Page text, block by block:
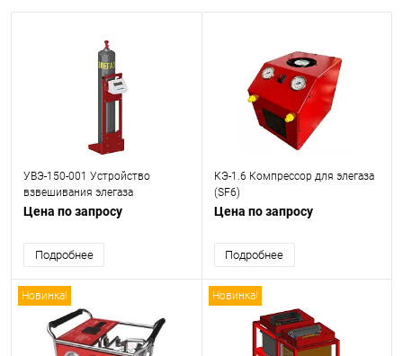
УВЭ-150-001 Устройство
взвешивания элегаза
Цена по запросу
Подробнее
КЭ-1.6 Компрессор для элегаза
(SF6)
Цена по запросу
Подробнее
Новинка! Новинка!